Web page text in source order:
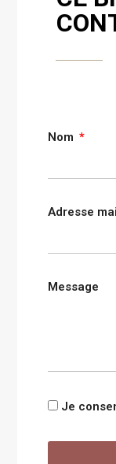
Nom
Adresse mail
Message
Je